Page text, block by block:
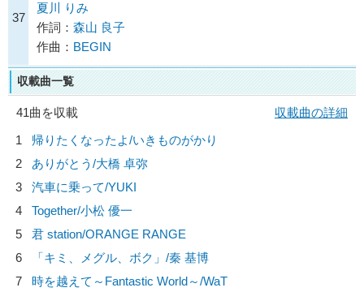
37
夏川 りみ
作詞： 森山 良子
作曲： BEGIN
収載曲一覧
41曲を収載
収載曲の詳細
1
帰りたくなったよ/いきものがかり
2
ありがとう/大橋 卓弥
3
汽車に乗って/YUKI
4
Together/小松 優一
5
君 station/ORANGE RANGE
6
「キミ、メグル、ボク」/秦 基博
7
時を越えて～Fantastic World～/WaT